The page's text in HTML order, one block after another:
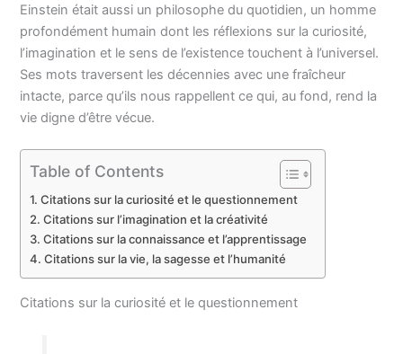
Einstein était aussi un philosophe du quotidien, un homme
profondément humain dont les réflexions sur la curiosité,
l’imagination et le sens de l’existence touchent à l’universel.
Ses mots traversent les décennies avec une fraîcheur
intacte, parce qu’ils nous rappellent ce qui, au fond, rend la
vie digne d’être vécue.
Table of Contents
Citations sur la curiosité et le questionnement
Citations sur l’imagination et la créativité
Citations sur la connaissance et l’apprentissage
Citations sur la vie, la sagesse et l’humanité
Citations sur la curiosité et le questionnement